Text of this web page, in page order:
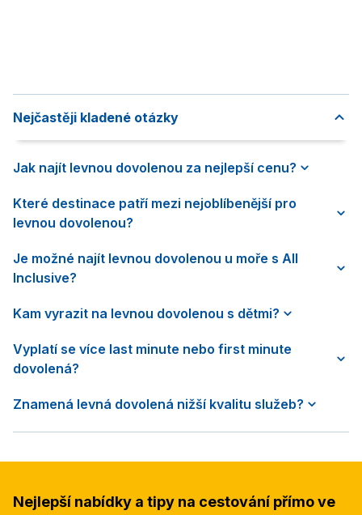
Nejčastěji kladené otázky
Jak najít levnou dovolenou za nejlepší cenu?
Které destinace patří mezi nejoblíbenější pro
levnou dovolenou?
Je možné najít levnou dovolenou u moře s All
Inclusive?
Kam vyrazit na levnou dovolenou s dětmi?
Vyplatí se více last minute nebo first minute
dovolená?
Znamená levná dovolená nižší kvalitu služeb?
Nejlepší nabídky a tipy na cestování přímo ve